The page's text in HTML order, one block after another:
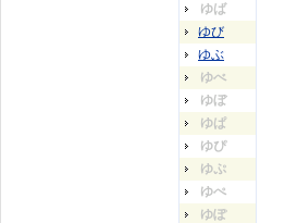
ゆば
ゆび
ゆぶ
ゆべ
ゆぼ
ゆぱ
ゆぴ
ゆぷ
ゆぺ
ゆぽ